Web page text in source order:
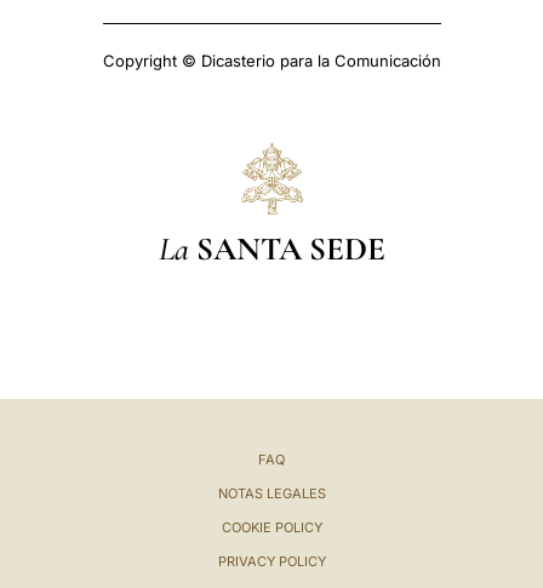
Copyright © Dicasterio para la Comunicación
La SANTA SEDE
FAQ
NOTAS LEGALES
COOKIE POLICY
PRIVACY POLICY